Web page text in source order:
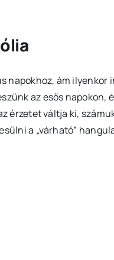
napokhoz, ám
az esős
érzetet váltja ki,
a „várható”